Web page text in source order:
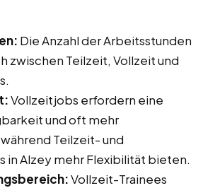
Die Anzahl der Arbeitsstunden
zwischen Teilzeit, Vollzeit und
Vollzeitjobs erfordern eine
und oft mehr
Teilzeit- und
in Alzey mehr Flexibilität bieten.
Vollzeit-Trainees